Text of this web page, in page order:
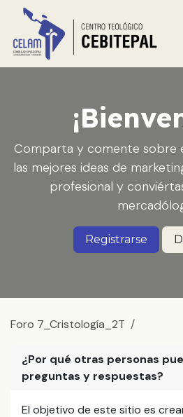
Ir al contenido
Comparta y comente sobre
las mejores ideas de
profesional y
Registrarse
Foro 7_Cristología_2T
¿Por qué otras personas
preguntas y respuestas?
El objetivo de este sitio es